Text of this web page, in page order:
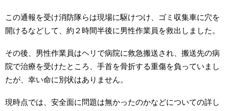
この通報を受け消防隊らは現場に駆けつけ、ゴミ収集車に穴を
開けるなどして、約２時間半後に男性作業員を救出しました。
その後、男性作業員はヘリで病院に救急搬送され、搬送先の病
院で治療を受けたところ、手首を骨折する重傷を負っていまし
たが、幸い命に別状はありません。
現時点では、安全面に問題は無かったのかなどについての詳し